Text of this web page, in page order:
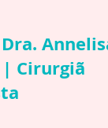
| Cirurgiã